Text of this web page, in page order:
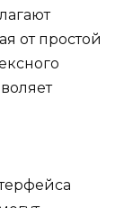
от простой